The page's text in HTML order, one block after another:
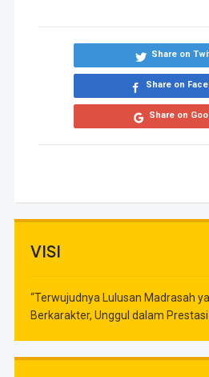
VISI
“Terwujudnya Lulusan Madrasah
Berkarakter, Unggul dalam
Share on
Share on
Share on